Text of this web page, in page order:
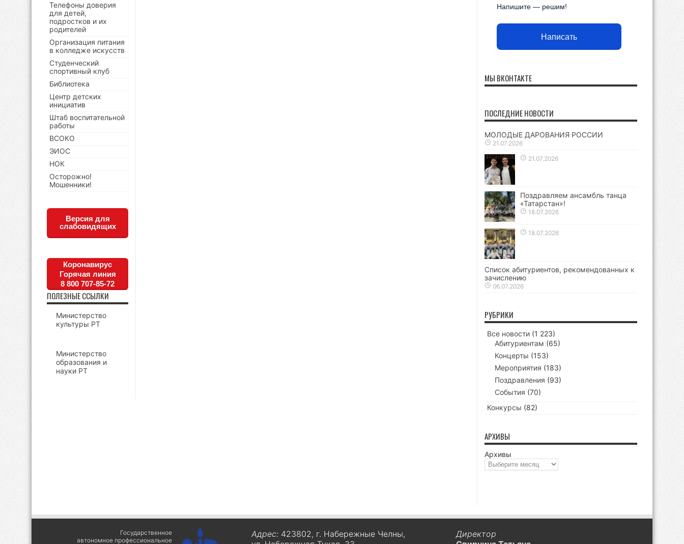
Телефоны доверия
для детей,
подростков и их
родителей
Организация питания
в колледже искусств
Студенческий
спортивный клуб
Библиотека
Центр детских
инициатив
Штаб воспитательной
работы
ВСОКО
ЭИОС
НОК
Осторожно!
Мошенники!
Версия для
слабовидящих
Коронавирус
Горячая линия
8 800 707-85-72
ПОЛЕЗНЫЕ ССЫЛКИ
Министерство
культуры РТ
Министерство
образования и
науки РТ
Напишите — решим!
Написать
МЫ ВКОНТАКТЕ
ПОСЛЕДНИЕ НОВОСТИ
МОЛОДЫЕ ДАРОВАНИЯ РОССИИ
21.07.2026
21.07.2026
Поздравляем ансамбль танца
«Татарстан»!
18.07.2026
18.07.2026
Список абитуриентов, рекомендованных к
зачислению
06.07.2026
РУБРИКИ
Все новости (1 223)
Абитуриентам (65)
Концерты (153)
Мероприятия (183)
Поздравления (93)
События (70)
Конкурсы (82)
АРХИВЫ
Архивы
Государственное
автономное профессиональное
Адрес: 423802, г. Набережные Челны,
Директор